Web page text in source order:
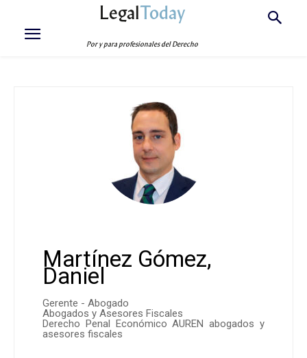
LegalToday
Por y para profesionales del Derecho
Martínez Gómez,
Daniel
Gerente - Abogado
Abogados y Asesores Fiscales
Derecho Penal Económico AUREN abogados y
asesores fiscales